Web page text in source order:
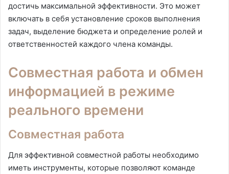
достичь максимальной эффективности. Это может
включать в себя установление сроков выполнения
задач, выделение бюджета и определение ролей и
ответственностей каждого члена команды.
Совместная работа и обмен
информацией в режиме
реального времени
Совместная работа
Для эффективной совместной работы необходимо
иметь инструменты, которые позволяют команде